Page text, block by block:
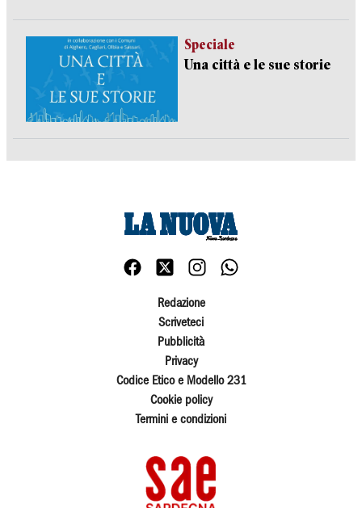
Speciale
Una città e le sue storie
Redazione
Scriveteci
Pubblicità
Privacy
Codice Etico e Modello 231
Cookie policy
Termini e condizioni